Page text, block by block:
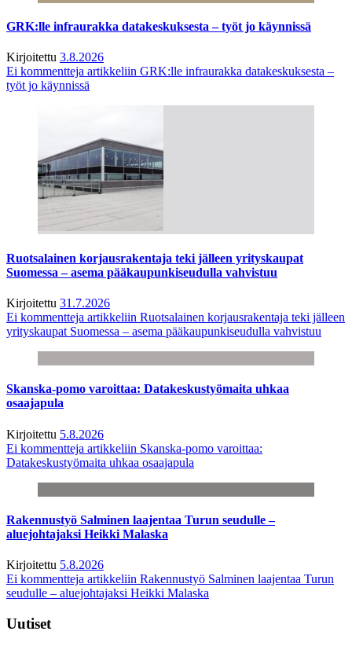
GRK:lle infraurakka datakeskuksesta – työt jo käynnissä
Kirjoitettu 3.8.2026
Ei kommentteja artikkeliin GRK:lle infraurakka datakeskuksesta –
työt jo käynnissä
Ruotsalainen korjausrakentaja teki jälleen yrityskaupat
Suomessa – asema pääkaupunkiseudulla vahvistuu
Kirjoitettu 31.7.2026
Ei kommentteja artikkeliin Ruotsalainen korjausrakentaja teki jälleen
yrityskaupat Suomessa – asema pääkaupunkiseudulla vahvistuu
Skanska-pomo varoittaa: Datakeskustyömaita uhkaa
osaajapula
Kirjoitettu 5.8.2026
Ei kommentteja artikkeliin Skanska-pomo varoittaa:
Datakeskustyömaita uhkaa osaajapula
Rakennustyö Salminen laajentaa Turun seudulle –
aluejohtajaksi Heikki Malaska
Kirjoitettu 5.8.2026
Ei kommentteja artikkeliin Rakennustyö Salminen laajentaa Turun
seudulle – aluejohtajaksi Heikki Malaska
Uutiset